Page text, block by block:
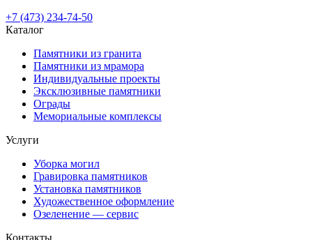
+7 (473) 234-74-50
Каталог
Памятники из гранита
Памятники из мрамора
Индивидуальные проекты
Эксклюзивные памятники
Ограды
Мемориальные комплексы
Услуги
Уборка могил
Гравировка памятников
Установка памятников
Художественное оформление
Озеленение — сервис
Контакты